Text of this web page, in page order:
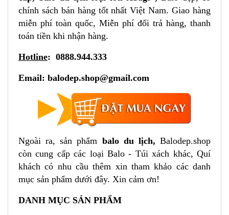
chính sách bán hàng tốt nhất Việt Nam. Giao hàng
miễn phí toàn quốc, Miễn phí đổi trả hàng, thanh
toán tiền khi nhận hàng.
Hotline: 0888.944.333
Email: balodep.shop@gmail.com
Ngoài ra, sản phẩm balo du lịch,Balodep.shop
còn cung cấp các loại Balo - Túi xách khác, Quí
khách có nhu cầu thêm xin tham khảo các danh
mục sản phẩm dưới đây. Xin cảm ơn!
DANH MỤC SẢN PHẨM